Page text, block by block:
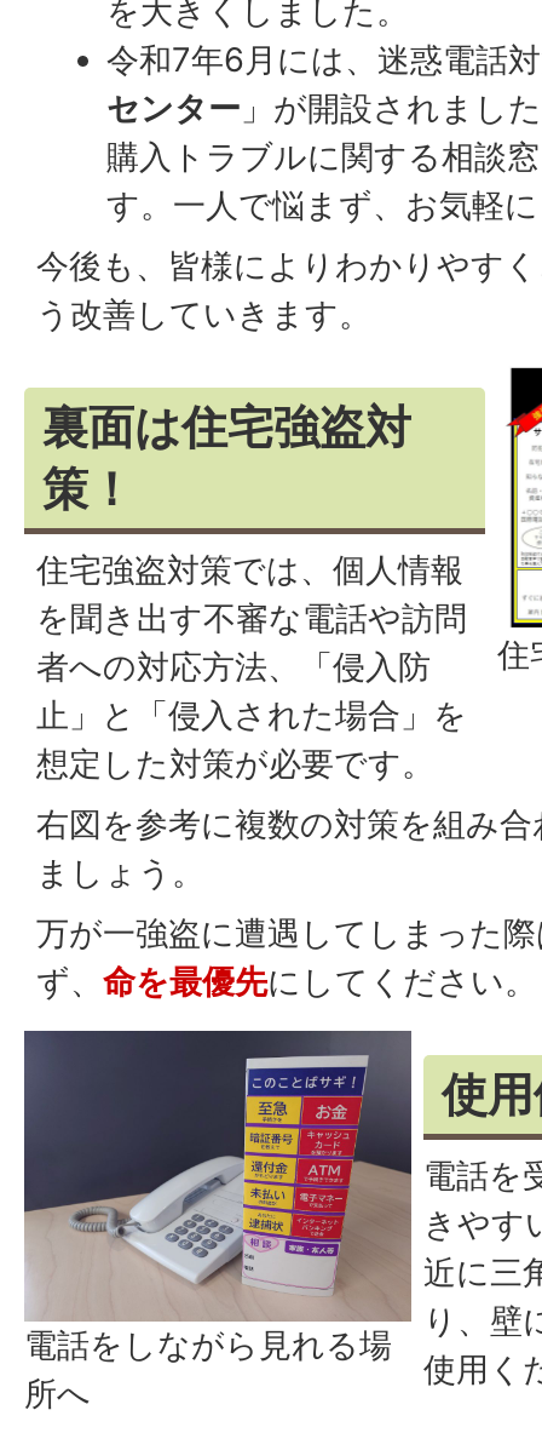
を大きくしました。
令和7年6月には、迷惑電話
センター 」が開設されまし
購入トラブルに関する相談
す。一人で悩まず、お気軽
今後も、皆様によりわかりやす
う改善していきます。
住
裏面は住宅強盗対
策！
住宅強盗対策では、個人情報
を聞き出す不審な電話や訪問
者への対応方法、「侵入防
止」と「侵入された場合」を
想定した対策が必要です。
右図を参考に複数の対策を組み
ましょう。
万が一強盗に遭遇してしまった
ず、 命を最優先にしてください。
電話をしながら見れる場
所へ
使
電話を
きやす
近に三
り、壁
使用く